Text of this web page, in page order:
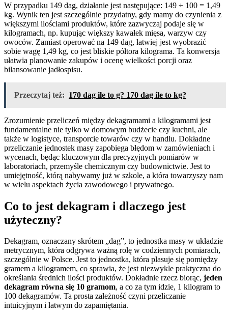
W przypadku 149 dag, działanie jest następujące: 149 ÷ 100 = 1,49
kg. Wynik ten jest szczególnie przydatny, gdy mamy do czynienia z
większymi ilościami produktów, które zazwyczaj podaje się w
kilogramach, np. kupując większy kawałek mięsa, warzyw czy
owoców. Zamiast operować na 149 dag, łatwiej jest wyobrazić
sobie wagę 1,49 kg, co jest bliskie półtora kilograma. Ta konwersja
ułatwia planowanie zakupów i ocenę wielkości porcji oraz
bilansowanie jadłospisu.
Przeczytaj też: 170 dag ile to g? 170 dag ile to kg?
Zrozumienie przeliczeń między dekagramami a kilogramami jest
fundamentalne nie tylko w domowym budżecie czy kuchni, ale
także w logistyce, transporcie towarów czy w handlu. Dokładne
przeliczanie jednostek masy zapobiega błędom w zamówieniach i
wycenach, będąc kluczowym dla precyzyjnych pomiarów w
laboratoriach, przemyśle chemicznym czy budownictwie. Jest to
umiejętność, którą nabywamy już w szkole, a która towarzyszy nam
w wielu aspektach życia zawodowego i prywatnego.
Co to jest dekagram i dlaczego jest
użyteczny?
Dekagram, oznaczany skrótem „dag”, to jednostka masy w układzie
metrycznym, która odgrywa ważną rolę w codziennych pomiarach,
szczególnie w Polsce. Jest to jednostka, która plasuje się pomiędzy
gramem a kilogramem, co sprawia, że jest niezwykle praktyczna do
określania średnich ilości produktów. Dokładnie rzecz biorąc, jeden
dekagram równa się 10 gramom, a co za tym idzie, 1 kilogram to
100 dekagramów. Ta prosta zależność czyni przeliczanie
intuicyjnym i łatwym do zapamiętania.